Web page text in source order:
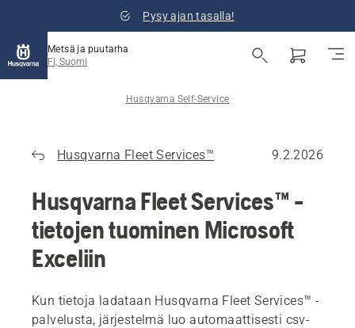
Pysy ajan tasalla!
Metsä ja puutarha
FI, Suomi
Husqvarna Self-Service
Husqvarna Fleet Services™ 9.2.2026
Husqvarna Fleet Services™ -
tietojen tuominen Microsoft
Exceliin
Kun tietoja ladataan Husqvarna Fleet Services™ -
palvelusta, järjestelmä luo automaattisesti csv-